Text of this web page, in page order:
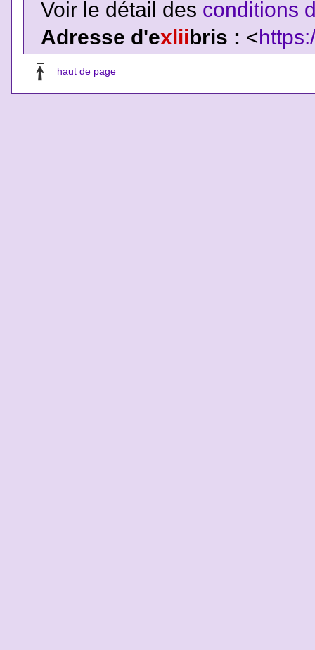
Voir le détail des conditions
Adresse d'exliibris : <
haut de page